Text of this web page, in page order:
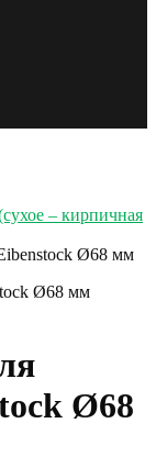
– кирпичная
Ø68 мм
Ø68 мм
Ø68